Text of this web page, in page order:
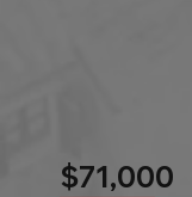
$71,000